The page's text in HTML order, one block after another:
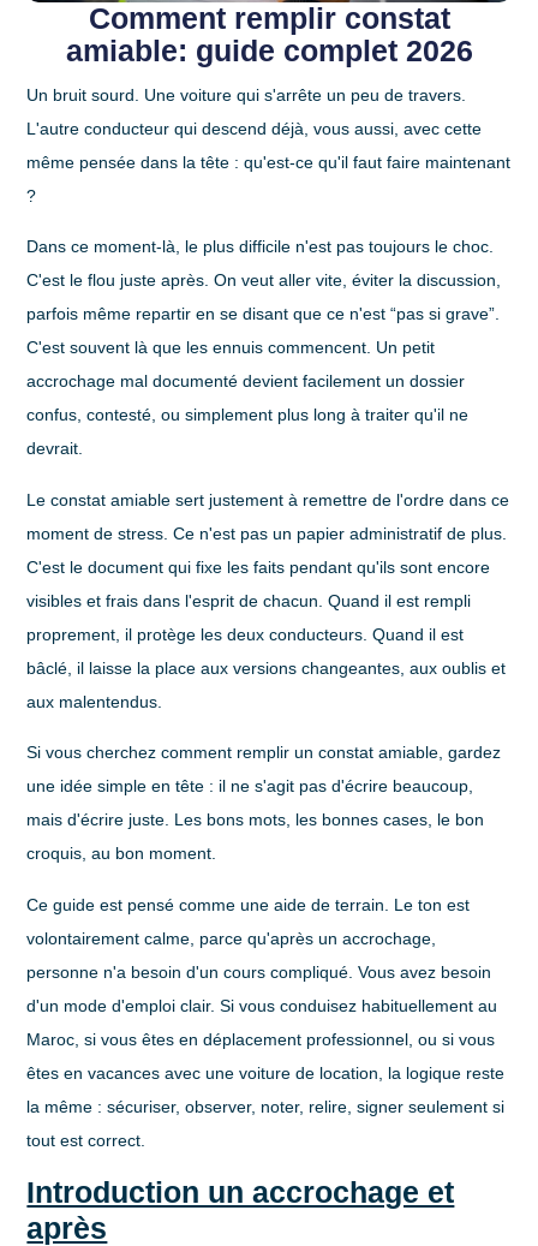
Comment remplir constat
amiable: guide complet 2026
Un bruit sourd. Une voiture qui s'arrête un peu de travers.
L'autre conducteur qui descend déjà, vous aussi, avec cette
même pensée dans la tête : qu'est-ce qu'il faut faire maintenant
?
Dans ce moment-là, le plus difficile n'est pas toujours le choc.
C'est le flou juste après. On veut aller vite, éviter la discussion,
parfois même repartir en se disant que ce n'est “pas si grave”.
C'est souvent là que les ennuis commencent. Un petit
accrochage mal documenté devient facilement un dossier
confus, contesté, ou simplement plus long à traiter qu'il ne
devrait.
Leconstat amiable sert justement à remettre de l'ordre dans ce
moment de stress. Ce n'est pas un papier administratif de plus.
C'est le document qui fixe les faits pendant qu'ils sont encore
visibles et frais dans l'esprit de chacun. Quand il est rempli
proprement, il protège les deux conducteurs. Quand il est
bâclé, il laisse la place aux versions changeantes, aux oublis et
aux malentendus.
Si vous cherchezcomment remplir un constat amiable , gardez
une idée simple en tête : il ne s'agit pas d'écrire beaucoup,
mais d'écrire juste. Les bons mots, les bonnes cases, le bon
croquis, au bon moment.
Ce guide est pensé comme une aide de terrain. Le ton est
volontairement calme, parce qu'après un accrochage,
personne n'a besoin d'un cours compliqué. Vous avez besoin
d'un mode d'emploi clair. Si vous conduisez habituellement au
Maroc, si vous êtes en déplacement professionnel, ou si vous
êtes en vacances avec une voiture de location, la logique reste
la même : sécuriser, observer, noter, relire, signer seulement si
tout est correct.
Introduction un accrochage et
après